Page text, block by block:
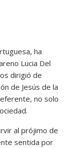
ha
Lucia Del
dirigió de
de Jesús de la
no solo
al prójimo de
sentida por